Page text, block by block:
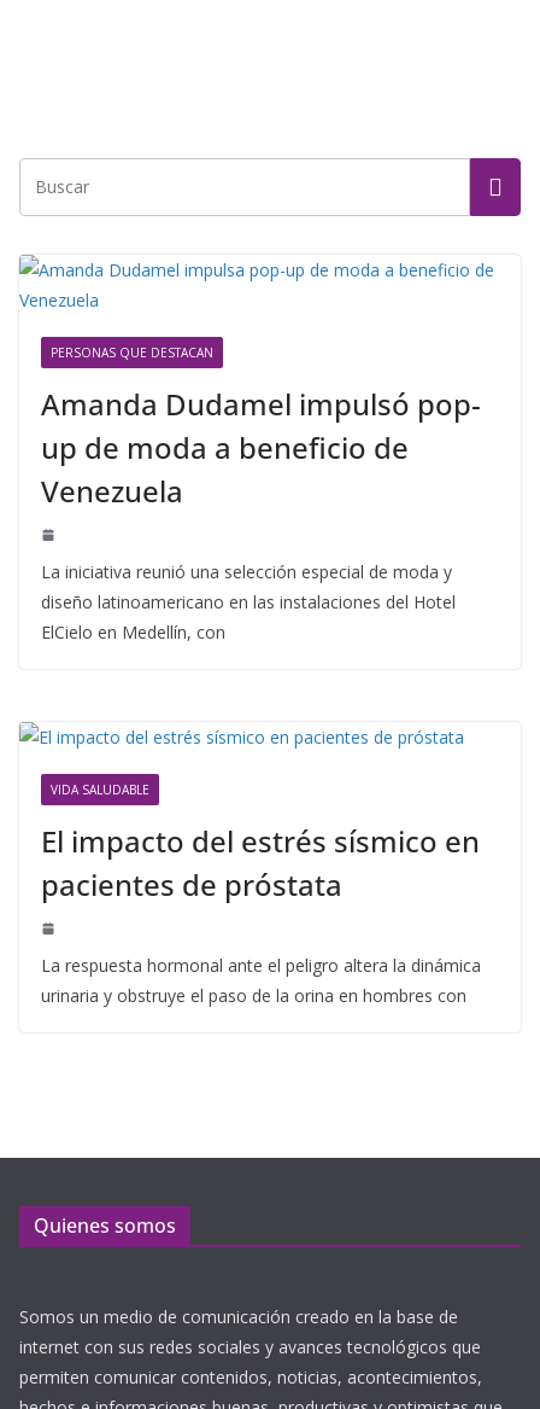
PERSONAS QUE DESTACAN
Amanda Dudamel impulsó pop-
up de moda a beneficio de
Venezuela
La iniciativa reunió una selección especial de moda y
diseño latinoamericano en las instalaciones del Hotel
ElCielo en Medellín, con
VIDA SALUDABLE
El impacto del estrés sísmico en
pacientes de próstata
La respuesta hormonal ante el peligro altera la dinámica
urinaria y obstruye el paso de la orina en hombres con
Quienes somos
Somos un medio de comunicación creado en la base de
internet con sus redes sociales y avances tecnológicos que
permiten comunicar contenidos, noticias, acontecimientos,